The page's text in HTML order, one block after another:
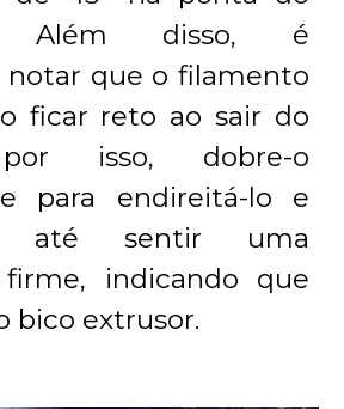
Além disso, é
que o filamento
ficar reto ao sair do
isso, dobre-o
para endireitá-lo e
o até sentir uma
firme, indicando que
bico extrusor.